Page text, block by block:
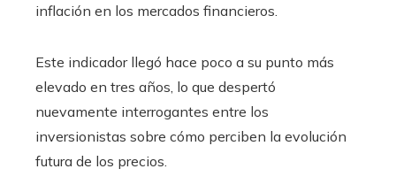
inflación en los mercados financieros.
Este indicador llegó hace poco a su punto más
elevado en tres años, lo que despertó
nuevamente interrogantes entre los
inversionistas sobre cómo perciben la evolución
futura de los precios.